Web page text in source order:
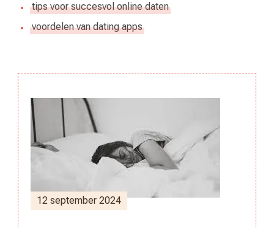
tips voor succesvol online daten
voordelen van dating apps
Berichtnavigatie
12 september 2024